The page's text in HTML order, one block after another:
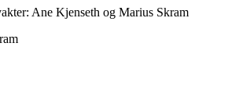
Ane Kjenseth og Marius Skram